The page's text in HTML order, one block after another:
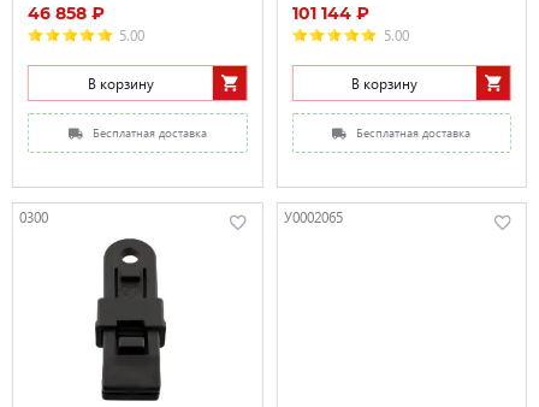
46 858 ₽
5.00
В корзину
Бесплатная доставка
101 144 ₽
5.00
В корзину
Бесплатная доставка
0300 У0002065